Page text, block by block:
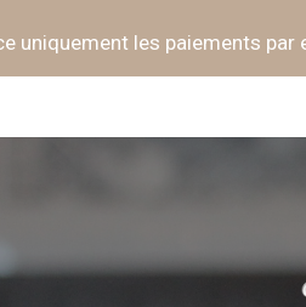
uniquement les paiements par